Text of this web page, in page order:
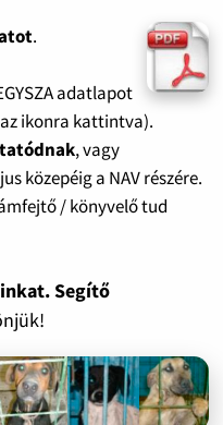
.
adatlapot
ikonra kattintva).
, vagy
közepéig a NAV részére.
/ könyvelő tud
Segítő